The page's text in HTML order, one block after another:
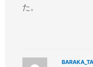
た。